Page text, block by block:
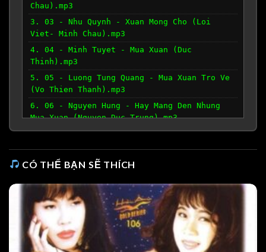
Chau).mp3
3. 03 - Nhu Quynh - Xuan Mong Cho (Loi
Viet- Minh Chau).mp3
4. 04 - Minh Tuyet - Mua Xuan (Duc
Thinh).mp3
5. 05 - Luong Tung Quang - Mua Xuan Tro Ve
(Vo Thien Thanh).mp3
6. 06 - Nguyen Hung - Hay Mang Den Nhung
Mua Xuan (Nguyen Duc Trung).mp3
7. 07 - Bang Kieu - Lang Nghe Mua Xuan Ve
8. 08 - Luu Bich - Mua Xuan Dang Den (Quoc
9. 09 - Ho Le Thu - Canh Buom Vuon Xuan.mp3
10. 10 - Nhat Trung, La Suong Suong - Tinh
Em Mua Xuan (Truong Huy).mp3
11. 11 - Minh Tuyet - Mua Xuan Da Mat
(Huynh Nhat Tan).mp3
CÓ THỂ BẠN SẼ THÍCH